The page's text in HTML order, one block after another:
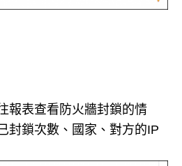
報表查看防火牆封鎖的情
封鎖次數、國家、對方的IP